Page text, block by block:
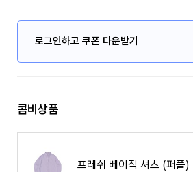
로그인하고 쿠폰 다운받기
콤비상품
프레쉬 베이직 셔츠 (퍼플)